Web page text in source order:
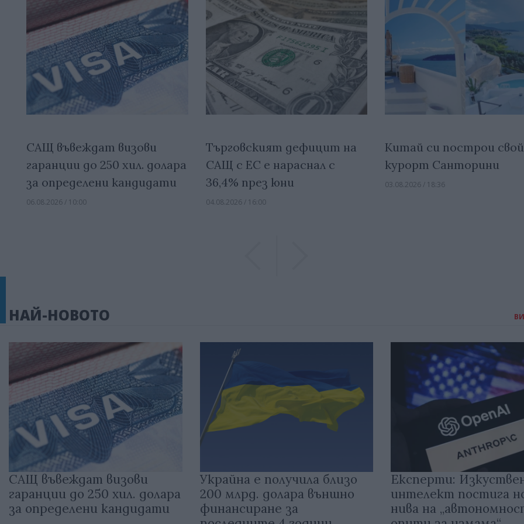
САЩ въвеждат визови
гаранции до 250 хил. долара
за определени кандидати
06.08.2026 / 10:00
Търговският дефицит на
САЩ с ЕС е нараснал с
36,4% през юни
04.08.2026 / 16:00
Китай си построи свой
курорт Санторини
03.08.2026 / 18:36
НАЙ-НОВОТО
САЩ въвеждат визови
гаранции до 250 хил. долара
за определени кандидати
Украйна е получила близо
200 млрд. долара външно
финансиране за
Експерти:
интелект постига
нива на